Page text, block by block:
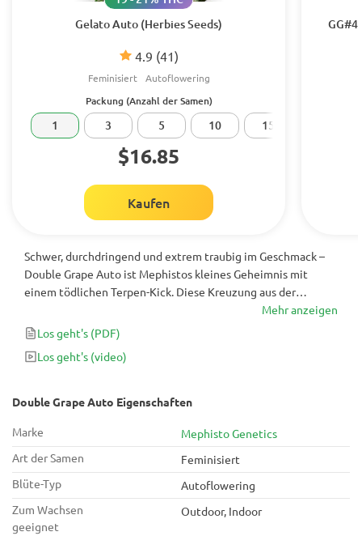
Gelato Auto (Herbies Seeds)
4.9 (41)
Feminisiert Autoflowering
Packung (Anzahl der Samen)
1 3 5 10 15
$16.85
Kaufen
GG#4
Schwer, durchdringend und extrem traubig im Geschmack –
Double Grape Auto ist Mephistos kleines Geheimnis mit
einem tödlichen Terpen-Kick. Diese Kreuzung aus der
tropischen Fruchtigkeit von Grape Crinkle und dem frostigen
Biss von Sour Stomper liefert als Indica-dominanter Hybrid
(60 % Indica / 40 % Sativa) einen zuckersüßen Knockout-
Schlag mit bis zu 32 % THC. Süß, sauer und schläfrig – ein
für entspannte Nächte.
Mehr anzeigen
Los geht's (PDF)
Los geht's (video)
Double Grape Auto Eigenschaften
Marke
Mephisto Genetics
Art der Samen
Feminisiert
Blüte-Typ
Autoflowering
Zum Wachsen
geeignet
Outdoor, Indoor